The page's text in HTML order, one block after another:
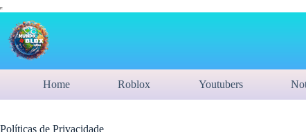
Home Roblox Youtubers
Políticas de Privacidade